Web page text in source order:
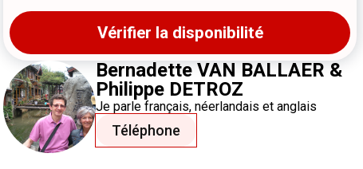
Vérifier la disponibilité
Bernadette VAN BALLAER &
Philippe DETROZ
Je parlefrançais, néerlandais et anglais
Téléphone